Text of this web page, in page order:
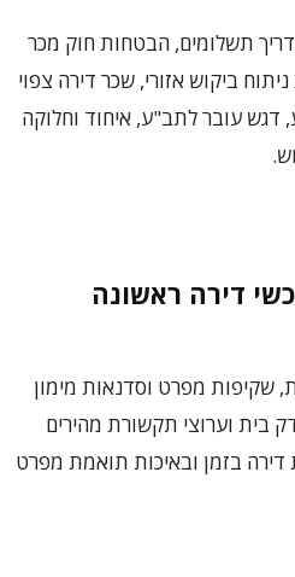
תשלומים, הבטחות חוק מכר
ביקוש אזורי, שכר דירה צפוי
דגש עובר לתב"ע, איחוד וחלוקה
דירה ראשונה
שקיפות מפרט וסדנאות מימון
בית וערוצי תקשורת מהירים
דירה בזמן ובאיכות תואמת מפרט